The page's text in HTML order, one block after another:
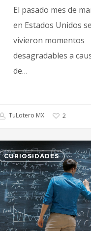
El pasado mes de
en Estados Unidos se
vivieron momentos
desagradables a
de…
TuLotero MX 2
CURIOSIDADES